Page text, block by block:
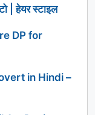
| हेयर स्टाइल
DP for
in Hindi –